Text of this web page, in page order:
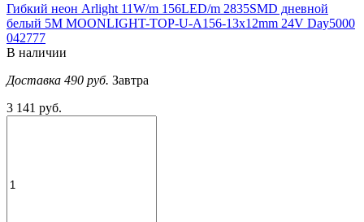
Гибкий неон Arlight 11W/m 156LED/m 2835SMD дневной
белый 5M MOONLIGHT-TOP-U-A156-13x12mm 24V Day5000
042777
В наличии
Доставка 490 руб. Завтра
3 141 руб.